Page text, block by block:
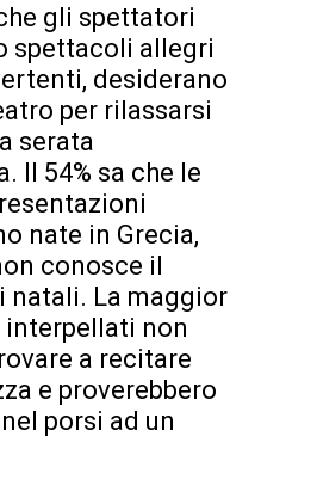
gli spettatori
spettacoli allegri
desiderano
per rilassarsi
serata
Il 54% sa che le
nate in Grecia,
conosce il
natali. La maggior
non
a recitare
e proverebbero
porsi ad un